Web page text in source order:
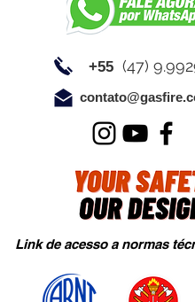
+55 (47)
Link de acesso a normas